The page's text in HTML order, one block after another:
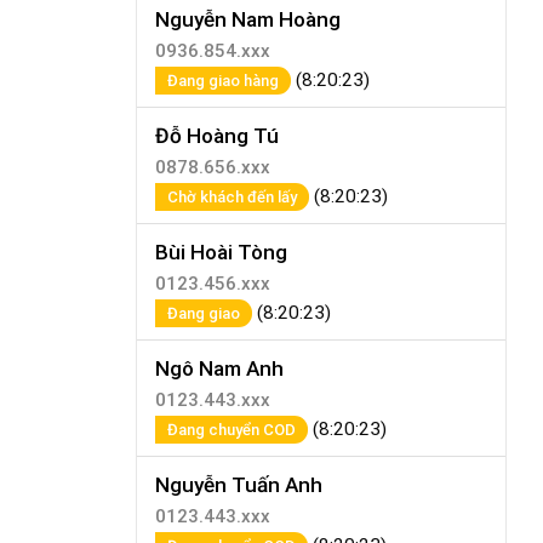
Nguyễn Nam Hoàng
0936.854.xxx
Đang giao hàng (8:20:23)
Đỗ Hoàng Tú
0878.656.xxx
Chờ khách đến lấy (8:20:23)
Bùi Hoài Tòng
0123.456.xxx
Đang giao (8:20:23)
Ngô Nam Anh
0123.443.xxx
Đang chuyển COD (8:20:23)
Nguyễn Tuấn Anh
0123.443.xxx